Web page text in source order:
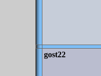
gost22